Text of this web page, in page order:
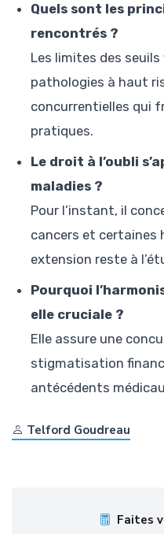
Quels sont les
rencontrés ?
Les limites des
pathologies à haut
concurrentielles qui
pratiques.
Le droit à l’oubli
maladies ?
Pour l’instant, il
cancers et certaines
extension reste à
Pourquoi
elle cruciale ?
Elle assure une
stigmatisation
antécédents
Telford Goudreau
Faites